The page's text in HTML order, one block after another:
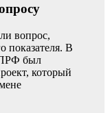
вопрос,
показателя. В
был
который